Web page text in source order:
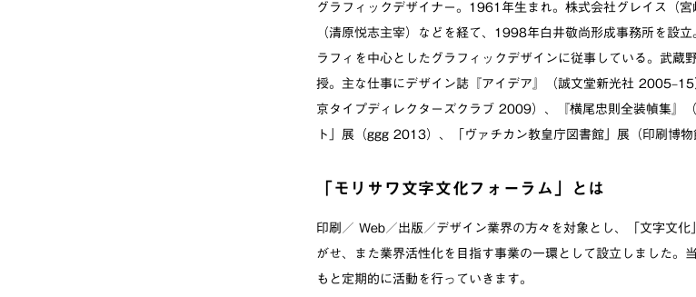
グラフィックデザイナー。1961年生まれ。株式会社グレイス（
（清原悦志主宰）などを経て、1998年白井敬尚形成事務所を設
ラフィを中心としたグラフィックデザインに従事している。武蔵
授。主な仕事にデザイン誌『アイデア』（誠文堂新光社
京タイプディレクターズクラブ 2009）、『横尾忠則全装幀集』
ト」展（ggg 2013）、「ヴァチカン教皇庁図書館」展（印刷博
「モリサワ文字文化フォーラム」とは
印刷／ Web／出版／デザイン業界の方々を対象とし、「文字文
がせ、また業界活性化を目指す事業の一環として設立しました。
もと定期的に活動を行っていきます。